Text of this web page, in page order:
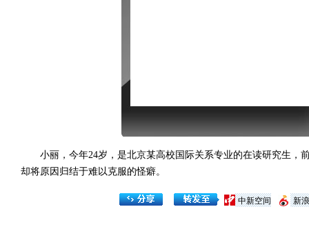
小丽，今年24岁，是北京某高校国际关系专业的在读研究生，
却将原因归结于难以克服的怪癖。
新
中新空间